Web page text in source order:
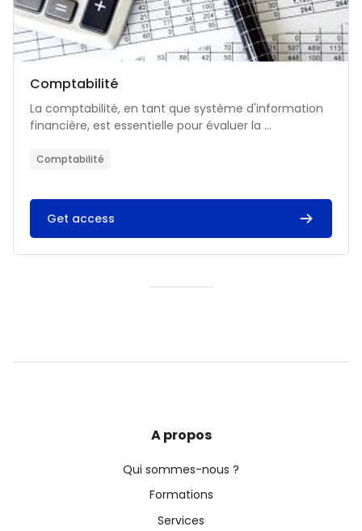
Catégorie de cours
Nom du cours
Comptabilité
Résumé du cours :
La comptabilité, en tant que système d'information
financière, est essentielle pour évaluer la ...
Comptabilité
Get access
A propos
Qui sommes-nous ?
Formations
Services